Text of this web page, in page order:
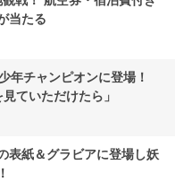
当たる
年チャンピオンに登場！
ていただけたら」
表紙＆グラビアに登場し妖